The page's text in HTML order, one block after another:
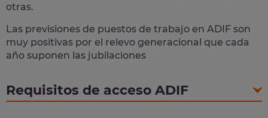
otras.
Las previsiones de puestos de trabajo en ADIF son
muy positivas por el relevo generacional que cada
año suponen las jubilaciones
Requisitos de acceso ADIF